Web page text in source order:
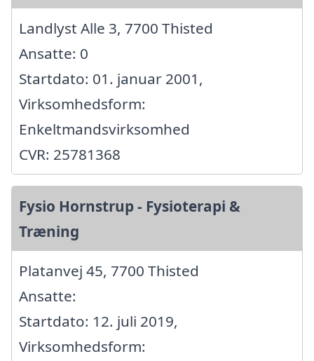
Landlyst Alle 3, 7700 Thisted
Ansatte: 0
Startdato: 01. januar 2001,
Virksomhedsform:
Enkeltmandsvirksomhed
CVR: 25781368
Fysio Hornstrup - Fysioterapi &
Træning
Platanvej 45, 7700 Thisted
Ansatte:
Startdato: 12. juli 2019,
Virksomhedsform: